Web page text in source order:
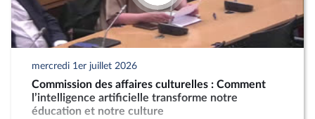
mercredi 1er juillet 2026
Commission des affaires culturelles : Comment
l’intelligence artificielle transforme notre
éducation et notre culture